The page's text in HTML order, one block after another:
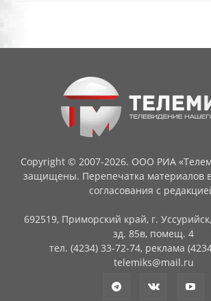
Copyright © 2007-2026. ООО РИА
защищены. Перепечатка материалов
согласования с
692519, Приморский край, г.
зд. 85в, помещ. 4
тел. (4234) 33-72-74, реклама
telemiks@mail.ru